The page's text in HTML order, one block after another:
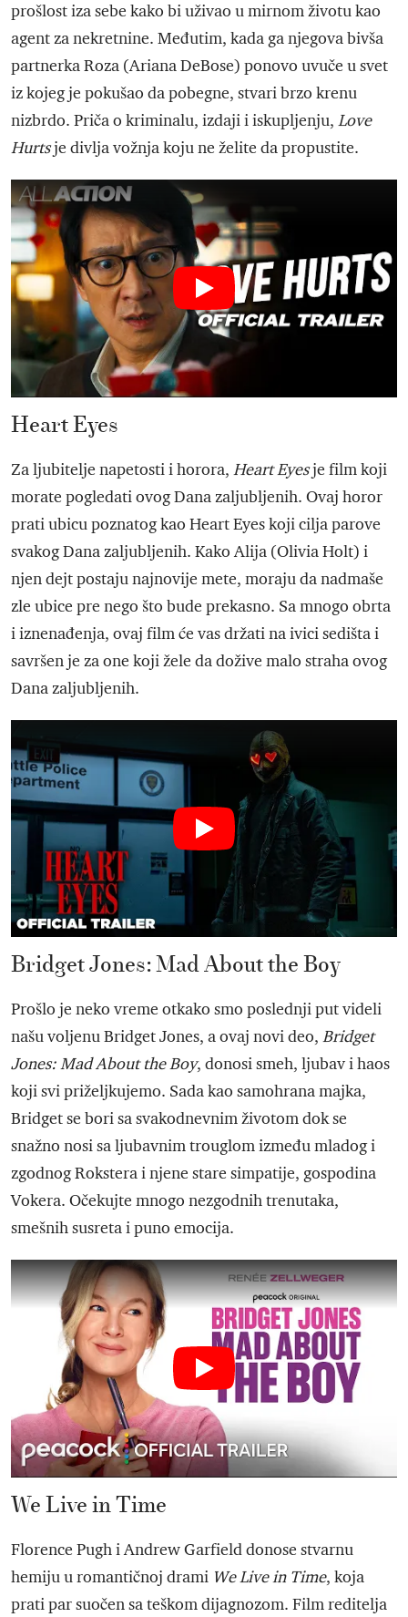
prošlost iza sebe kako bi uživao u mirnom životu kao
agent za nekretnine. Međutim, kada ga njegova bivša
partnerka Roza (Ariana DeBose) ponovo uvuče u svet
iz kojeg je pokušao da pobegne, stvari brzo krenu
nizbrdo. Priča o kriminalu, izdaji i iskupljenju, Love
Hurtsje divlja vožnja koju ne želite da propustite.
Heart Eyes
Za ljubitelje napetosti i horora, Heart Eyesje film koji
morate pogledati ovog Dana zaljubljenih. Ovaj horor
prati ubicu poznatog kao Heart Eyes koji cilja parove
svakog Dana zaljubljenih. Kako Alija (Olivia Holt) i
njen dejt postaju najnovije mete, moraju da nadmaše
zle ubice pre nego što bude prekasno. Sa mnogo obrta
i iznenađenja, ovaj film će vas držati na ivici sedišta i
savršen je za one koji žele da dožive malo straha ovog
Dana zaljubljenih.
Bridget Jones: Mad About the Boy
Prošlo je neko vreme otkako smo poslednji put videli
našu voljenu Bridget Jones, a ovaj novi deo, Bridget
Jones: Mad About the Boy, donosi smeh, ljubav i haos
koji svi priželjkujemo. Sada kao samohrana majka,
Bridget se bori sa svakodnevnim životom dok se
snažno nosi sa ljubavnim trouglom između mladog i
zgodnog Rokstera i njene stare simpatije, gospodina
Vokera. Očekujte mnogo nezgodnih trenutaka,
smešnih susreta i puno emocija.
We Live in Time
Florence Pugh i Andrew Garfield donose stvarnu
hemiju u romantičnoj drami We Live in Time, koja
prati par suočen sa teškom dijagnozom. Film reditelja